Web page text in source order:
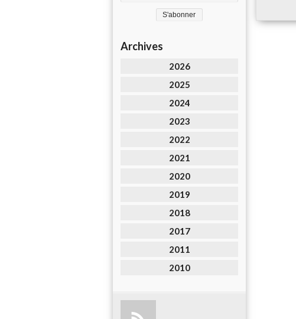
Archives
2026
2025
2024
2023
2022
2021
2020
2019
2018
2017
2011
2010